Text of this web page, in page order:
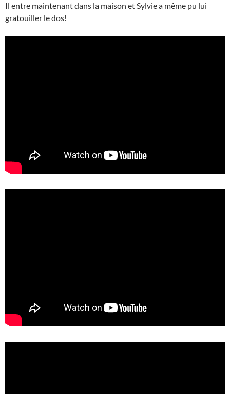
Il entre maintenant dans la maison et Sylvie a même pu lui
gratouiller le dos!